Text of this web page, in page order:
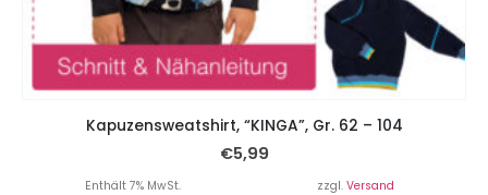
Kapuzensweatshirt, “KINGA”, Gr. 62 – 104
€5,99
Enthält 7% MwSt. zzgl. Versand